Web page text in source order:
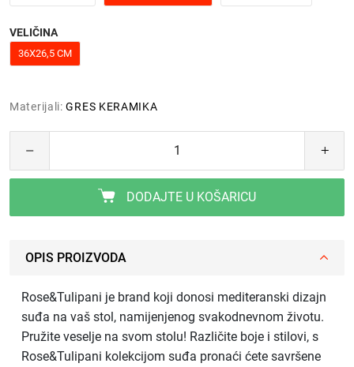
VELIČINA
36X26,5 CM
Materijali: GRES KERAMIKA
DODAJTE U KOŠARICU
OPIS PROIZVODA
Rose&Tulipani je brand koji donosi mediteranski dizajn
suđa na vaš stol, namijenjenog svakodnevnom životu.
Pružite veselje na svom stolu! Različite boje i stilovi, s
Rose&Tulipani kolekcijom suđa pronaći ćete savršene